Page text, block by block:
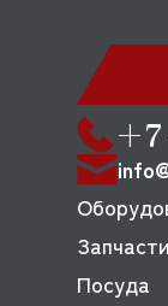
+7
Запчасти
Посуда